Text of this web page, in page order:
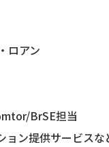
ロアン
BrSE担当
ン提供サービス